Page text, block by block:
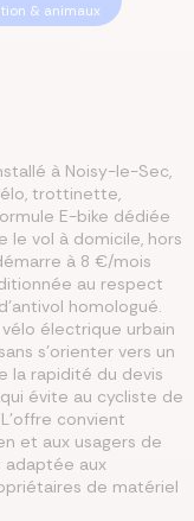
& animaux
à Noisy-le-Sec,
trottinette,
E-bike dédiée
le vol à domicile, hors
à 8 €/mois
au respect
homologué.
électrique urbain
s'orienter vers un
la rapidité du devis
évite au cycliste de
convient
et aux usagers de
adaptée aux
de matériel